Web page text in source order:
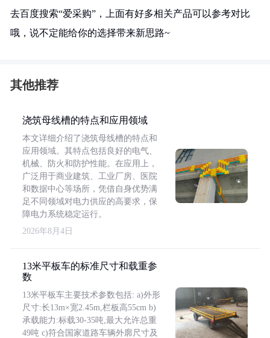
去百度搜索“爱采购”，上面有好多相关产品可以参考对比
哦，说不定能给你的选择带来新思路~
其他推荐
浇筑母线槽的特点和应用领域
本文详细介绍了浇筑母线槽的特点和
应用领域。其特点包括良好的电气、
机械、防火和防护性能。在应用上，
广泛用于商业建筑、工业厂房、医院
和数据中心等场所，凭借自身优势满
足不同领域对电力供应的高要求，保
障电力系统稳定运行。
2026年8月4日
13米平板车的标准尺寸和载重参
数
13米平板车主要技术参数包括: a)外形
尺寸:长13m×宽2.45m,栏板高55cm b)
承载能力:标载30-35吨,最大允许总重
49吨 c)符合国家道路车辆外廓尺寸及